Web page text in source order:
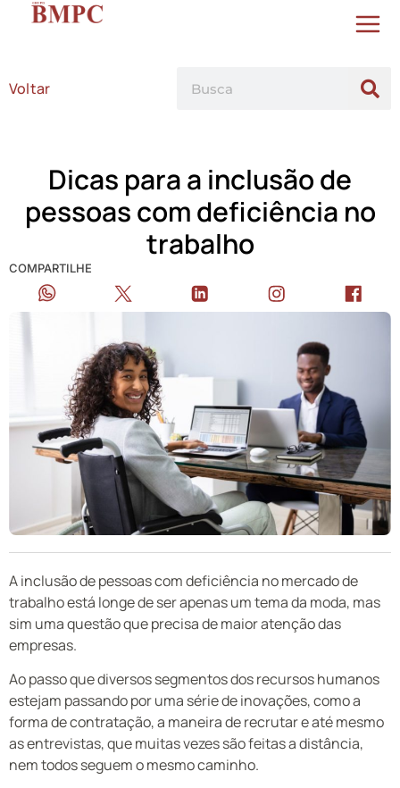
Voltar
Dicas para a inclusão de
pessoas com deficiência no
trabalho
COMPARTILHE
A inclusão de pessoas com deficiência no mercado de
trabalho está longe de ser apenas um tema da moda, mas
sim uma questão que precisa de maior atenção das
empresas.
Ao passo que diversos segmentos dos recursos humanos
estejam passando por uma série de inovações, como a
forma de contratação, a maneira de recrutar e até mesmo
as entrevistas, que muitas vezes são feitas a distância,
nem todos seguem o mesmo caminho.